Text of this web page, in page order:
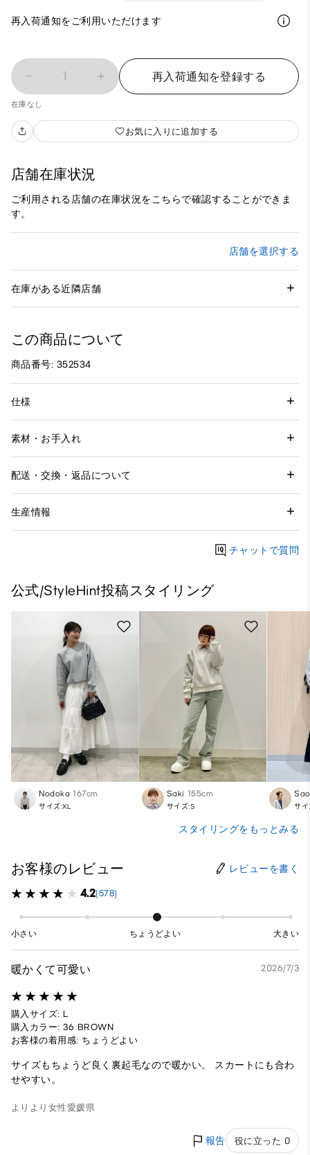
再入荷通知をご利用いただけます
1 再入荷通知を登録する
在庫なし
お気に入りに追加する
店舗在庫状況
ご利用される店舗の在庫状況をこちらで確認することができま
す。
店舗を選択する
在庫がある近隣店舗
この商品について
商品番号: 352534
仕様
素材・お手入れ
配送・交換・返品について
生産情報
チャットで質問
公式/StyleHint投稿スタイリング
Nodoka 167cm
サイズ:XL
Saki 155cm
サイズ:S
Sao
サ
スタイリングをもっとみる
お客様のレビュー レビューを書く
4.2(578)
小さい ちょうどよい 大きい
暖かくて可愛い 2026/7/3
購入サイズ: L
購入カラー: 36 BROWN
お客様の着用感: ちょうどよい
サイズもちょうど良く裏起毛なので暖かい。 スカートにも合わ
せやすい。
よりより 女性愛媛県
報告 役に立った 0